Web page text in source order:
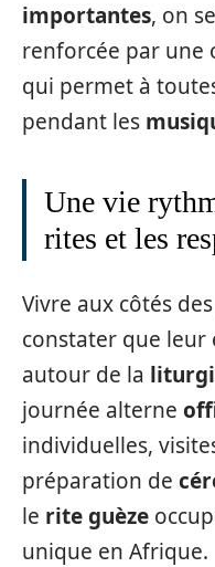
importantes, on
renforcée par une
qui permet à
pendant les
Une vie
rites et les
Vivre aux côtés des
constater que
autour de la
journée alterne
individuelles,
préparation de
le rite guèze
unique en Afrique.